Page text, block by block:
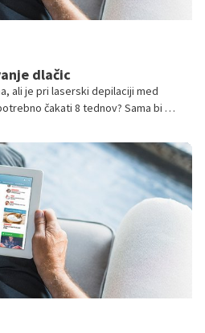
dlačic
ali je pri laserski depilaciji med
čakati 8 tednov? Sama bi se